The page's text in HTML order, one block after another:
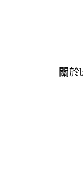
關於